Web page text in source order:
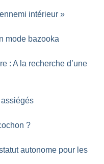
intérieur »
mode bazooka
: A la recherche d’une
?
autonome pour les